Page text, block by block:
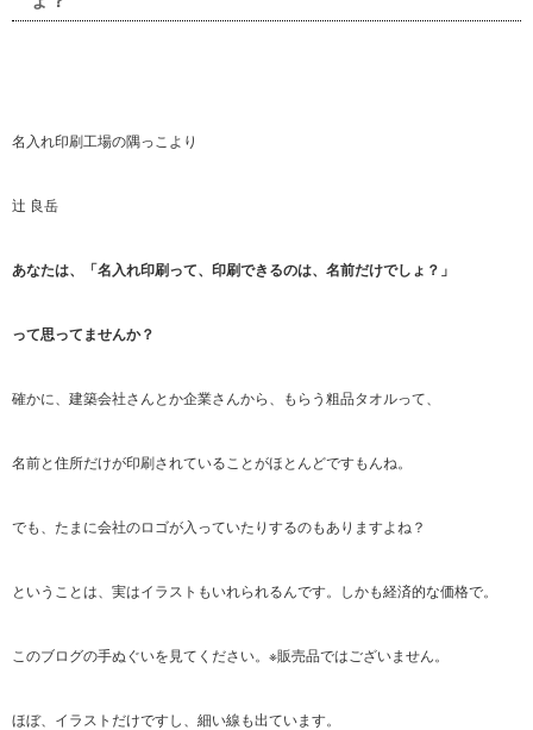
名入れ印刷工場の隅っこより
辻 良岳
あなたは、「名入れ印刷って、印刷できるのは、名前だけでしょ？」
って思ってませんか？
確かに、建築会社さんとか企業さんから、もらう粗品タオルって、
名前と住所だけが印刷されていることがほとんどですもんね。
でも、たまに会社のロゴが入っていたりするのもありますよね？
ということは、実はイラストもいれられるんです。しかも経済的な価格で。
このブログの手ぬぐいを見てください。※販売品ではございません。
ほぼ、イラストだけですし、細い線も出ています。